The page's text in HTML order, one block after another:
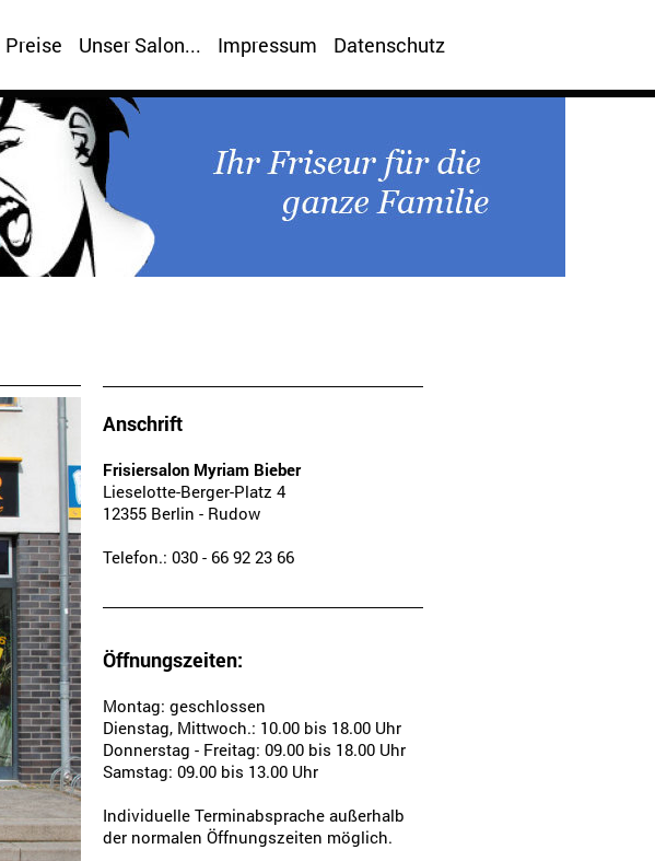
Preise Unser Salon... Impressum Datenschutz
Anschrift
Frisiersalon Myriam Bieber
Lieselotte-Berger-Platz 4
12355 Berlin - Rudow
Telefon.: 030 - 66 92 23 66
Öffnungszeiten:
Montag: geschlossen
Dienstag, Mittwoch.: 10.00 bis 18.00 Uhr
Donnerstag - Freitag: 09.00 bis 18.00 Uhr
Samstag: 09.00 bis 13.00 Uhr
Individuelle Terminabsprache außerhalb
der normalen Öffnungszeiten möglich.